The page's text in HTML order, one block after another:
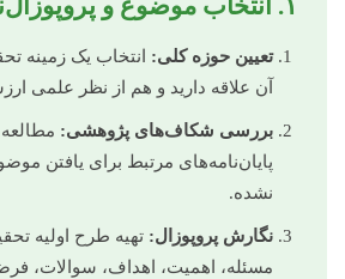
۱. انتخاب موضوع و پروپوزال‌نویسی
تعیین حوزه کلی: انتخاب یک زمینه
آن علاقه دارید و هم از نظر علمی
بررسی شکاف‌های پژوهشی:
پایان‌نامه‌های مرتبط برای یافتن
نشده.
نگارش پروپوزال: تهیه طرح اولیه
مسئله، اهمیت، اهداف، سوالات،